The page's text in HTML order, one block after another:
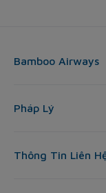
Bamboo Airways
Pháp Lý
Thông Tin Liên